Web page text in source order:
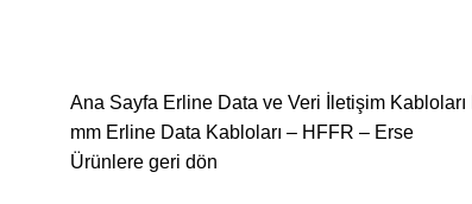
Ana Sayfa Erline Data ve Veri İletişim Kabloları
mm Erline Data Kabloları – HFFR – Erse
Ürünlere geri dön